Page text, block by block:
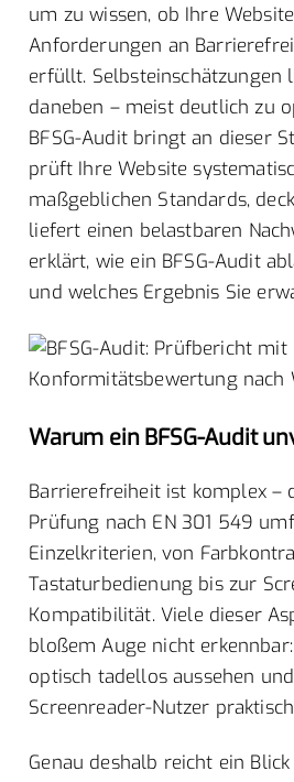
um zu wissen, ob Ihre
Anforderungen an
erfüllt. Selbsteinschätzungen
daneben – meist deutlich zu
BFSG-Audit bringt an dieser
prüft Ihre Website
maßgeblichen Standards,
liefert einen belastbaren
erklärt, wie ein BFSG-Audit
und welches Ergebnis Sie
Warum ein BFSG-Audit
Barrierefreiheit ist komplex –
Prüfung nach EN 301 549
Einzelkriterien, von
Tastaturbedienung bis zur
Kompatibilität. Viele dieser
bloßem Auge nicht
optisch tadellos aussehen
Screenreader-Nutzer
Genau deshalb reicht ein